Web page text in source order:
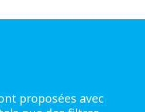
proposées avec